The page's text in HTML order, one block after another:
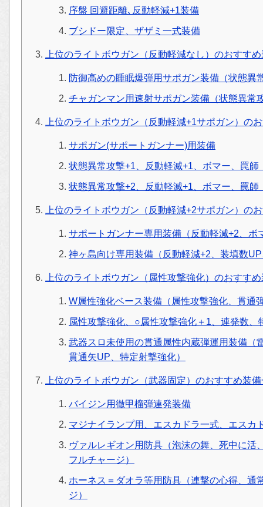
序盤 回避距離､反動軽減+1装備
ブシドー限定、ザザミ一式装備
上位のライトボウガン（反動軽減なし）のおすす
防御高めの睡眠爆弾用サポガン装備（状態異
チャガンマン用速射サポガン装備（状態異常
上位のライトボウガン（反動軽減+1サポガン）の
サポガン(サポートガンナー)用装備
状態異常攻撃+1、反動軽滅+1、ボマー、罠師
状態異常攻撃+2、反動軽滅+1、ボマー、罠師
上位のライトボウガン（反動軽減+2サポガン）の
サポートガンナー専用装備（反動軽減+2、ボ
神ヶ島向け専用装備（反動軽減+2、装填数
上位のライトボウガン（属性攻撃強化）のおすす
W属性強化ベース装備（属性攻撃強化、貫通
属性攻撃強化、○属性攻撃強化＋1、連発数、
武器スロ未使用の貫通属性内蔵弾運用装備（
貫通矢UP、特定射撃強化）
上位のライトボウガン（武器固定）のおすすめ装
バイジン用徹甲榴弾連発装備
マジナイランプ用、エスカドラ一式、エスカ
ヴァルレギオン用防具（泡沫の舞、死中に
フルチャージ）
ホーネス＝ダオラ等用防具（連撃の心得、通
ジ）